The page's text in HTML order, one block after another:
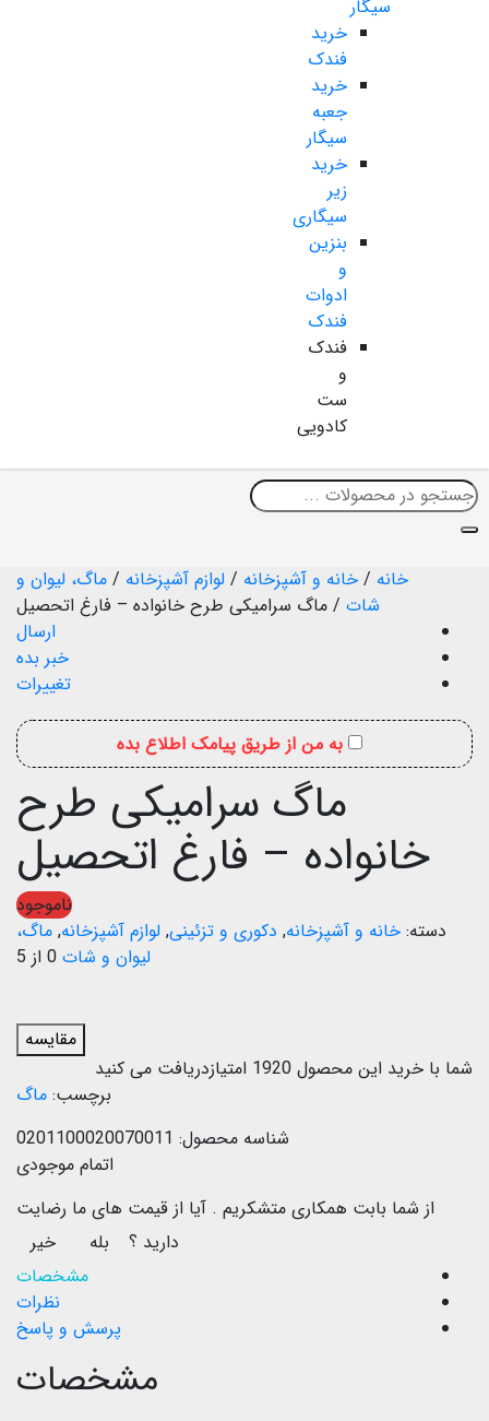
سیگار
خرید
فندک
خرید
جعبه
سیگار
خرید
زیر
سیگاری
بنزین
و
ادوات
فندک
فندک
و
ست
کادویی
خانه / خانه و آشپزخانه / لوازم آشپزخانه / ماگ، لیوان و
شات / ماگ سرامیکی طرح خانواده – فارغ اتحصیل
ارسال
خبر بده
تغییرات
به من از طریق پیامک اطلاع بده
ماگ سرامیکی طرح
خانواده – فارغ اتحصیل
ناموجود
دسته: خانه و آشپزخانه, دکوری و تزئینی, لوازم آشپزخانه, ماگ،
لیوان و شات 0 از 5
مقایسه
شما با خرید این محصول 1920 امتیازدریافت می کنید
برچسب: ماگ
شناسه محصول: 0201100020070011
اتمام موجودی
از شما بابت همکاری متشکریم . آیا از قیمت های ما رضایت
دارید ؟
بله
خیر
مشخصات
نظرات
پرسش و پاسخ
مشخصات